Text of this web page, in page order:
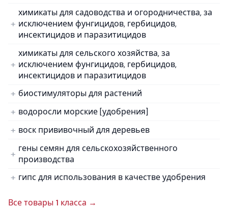
химикаты для садоводства и огородничества, за
исключением фунгицидов, гербицидов,
инсектицидов и паразитицидов
химикаты для сельского хозяйства, за
исключением фунгицидов, гербицидов,
инсектицидов и паразитицидов
биостимуляторы для растений
водоросли морские [удобрения]
воск прививочный для деревьев
гены семян для сельскохозяйственного
производства
гипс для использования в качестве удобрения
Все товары 1 класса →